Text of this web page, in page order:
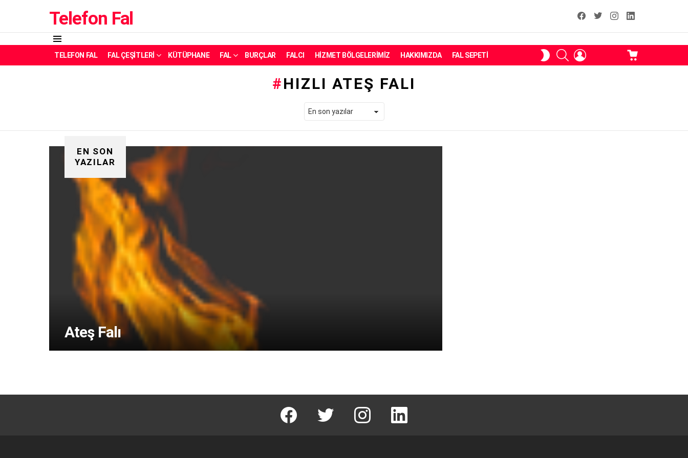
Telefon Fal facebook
T instagramLinkedin Fal
Menü
TELEFON FAL FAL ÇEŞITLERI KÜTÜPHANE FAL BURÇLAR FALCI HIZMET BÖLGELERIMIZ HAKKIMIZDA FAL SEPETI
SKIN
ANAHTARI
ARAMA
HIZLI ATEŞ FALI
EN SON
YAZILAR
Ateş Falı
facebook T instagram Linkedin Fal